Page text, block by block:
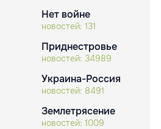
Нет войне
новостей: 131
Приднестровье
новостей: 34989
Украина-Россия
новостей: 8491
Землетрясение
новостей: 1009